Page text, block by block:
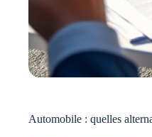
Automobile : quelles